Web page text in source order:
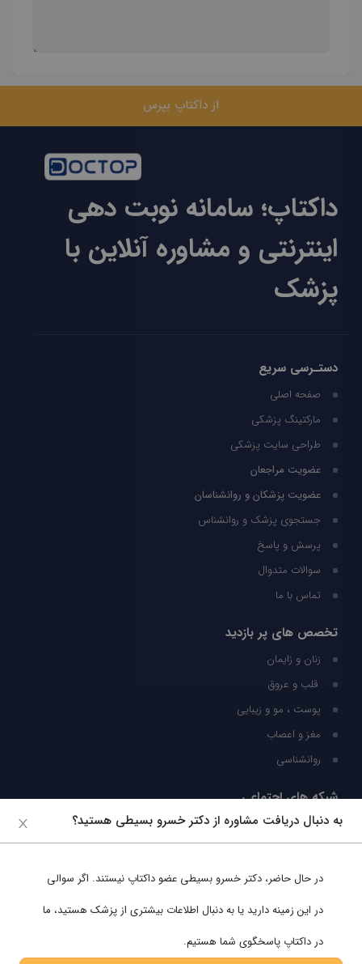
از داکتاپ بپرس
داکتاپ؛ سامانه نوبت دهی
اینترنتی و مشاوره آنلاین با
پزشک
دستـرسی سریع
صفحه اصلی
مارکتینگ پزشکی
طراحی سایت پزشکی
عضویت مراجعان
عضویت پزشکان و روانشناسان
جستجوی پزشک و روانشناس
پرسش و پاسخ
سوالات متدوال
تماس با ما
تخصص های پر بازدید
زنان و زایمان
قلب و عروق
پوست ، مو و زیبایی
مغز و اعصاب
روانشناسی
شبکه های اجتماعی
ما را در شبکه های اجتماعی دنبال کنید
به دنبال دریافت مشاوره از دکتر خسرو بسیطی هستید؟
در حال حاضر، دکتر خسرو بسیطی عضو داکتاپ نیستند. اگر سوالی
در این زمینه دارید یا به دنبال اطلاعات بیشتری از پزشک هستید، ما
در داکتاپ پاسخگوی شما هستیم.